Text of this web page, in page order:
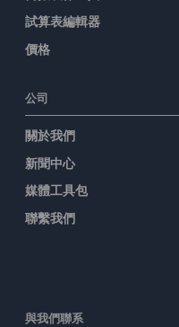
試算表編輯器
價格
公司
關於我們
新聞中心
媒體工具包
聯繫我們
與我們聯系